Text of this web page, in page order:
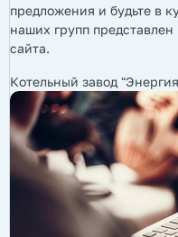
предложения и будьте в
наших групп
сайта.
Котельный завод